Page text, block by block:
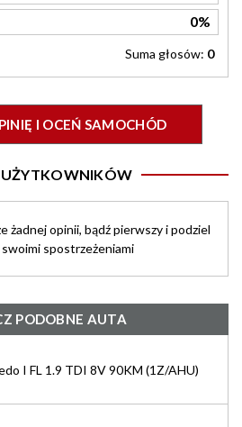
0%
Suma głosów: 0
I OCEŃ SAMOCHÓD
UŻYTKOWNIKÓW
żadnej opinii, bądź pierwszy i podziel
swoimi spostrzeżeniami
PODOBNE AUTA
I FL 1.9 TDI 8V 90KM (1Z/AHU)